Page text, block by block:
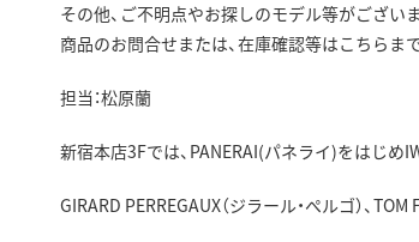
その他、ご不明点やお探しのモデル等がござい
商品のお問合せまたは、在庫確認等はこちら
担当：松原蘭
新宿本店3Fでは、PANERAI(パネライ)をはじめ
GIRARD PERREGAUX（ジラール・ぺルゴ）、